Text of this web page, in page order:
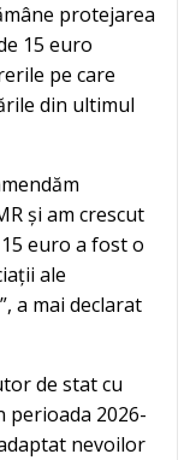
protejarea
15 euro
pe care
din ultimul
și am crescut
euro a fost o
ale
a mai declarat
de stat cu
perioada 2026-
nevoilor